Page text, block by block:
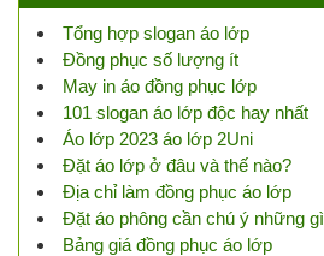
Tổng hợp slogan áo lớp
Đồng phục số lượng ít
May in áo đồng phục lớp
101 slogan áo lớp độc hay nhất
Áo lớp 2023 áo lớp 2Uni
Đặt áo lớp ở đâu và thế nào?
Địa chỉ làm đồng phục áo lớp
Đặt áo phông cần chú ý những gì
Bảng giá đồng phục áo lớp